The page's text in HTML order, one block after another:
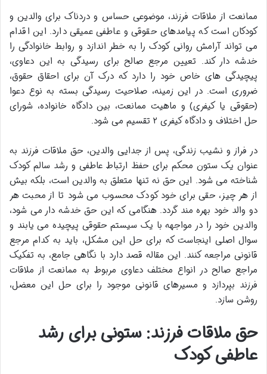
ممانعت از ملاقات فرزند، موضوعی حساس و دردناک برای والدین و
کودکان است که پیامدهای حقوقی و عاطفی عمیقی دارد. این اقدام
می تواند آرامش روانی کودک را به خطر اندازد و روابط خانوادگی را
خدشه دار کند. تعیین مرجع صالح برای رسیدگی به این دعاوی،
پیچیدگی های خاص خود را دارد که درک آن برای احقاق حقوق،
ضروری است. در این زمینه، صلاحیت رسیدگی بسته به نوع دعوا
(حقوقی یا کیفری) و ماهیت ممانعت، بین دادگاه خانواده، شورای
حل اختلاف و دادگاه کیفری ۲ تقسیم می شود.
در فراز و نشیب زندگی، پس از جدایی والدین، حق ملاقات فرزند به
عنوان یک ستون محکم برای حفظ ارتباط عاطفی و رشد سالم کودک
شناخته می شود. این حق نه تنها متعلق به والدین است، بلکه بیش
از هر چیز، حقی برای خود کودک محسوب می شود تا از محبت هر
دو والد خود بهره مند گردد. هنگامی که این حق خدشه دار می شود،
والدین خود را در مواجهه با یک سیستم حقوقی پیچیده می یابند و
سوال اصلی اینجاست که برای حل این مشکل، باید به کدام مرجع
قانونی مراجعه کنند. این مقاله قصد دارد با نگاهی جامع، به تفکیک
مراجع صالح در انواع مختلف دعاوی مربوط به ممانعت از ملاقات
فرزند بپردازد و مسیرهای قانونی موجود را برای حل این معضل،
روشن سازد.
حق ملاقات فرزند: ستونی برای رشد
عاطفی کودک